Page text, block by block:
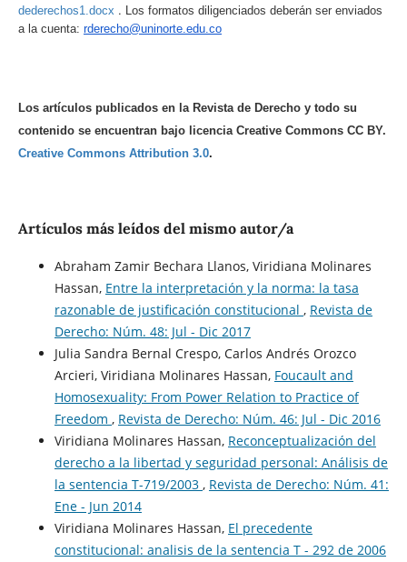
dederechos1.docx . Los formatos diligenciados deberán ser enviados
a la cuenta: rderecho@uninorte.edu.co
Los artículos publicados en la Revista de Derecho y todo su
contenido se encuentran bajo licencia Creative Commons CC BY.
Creative Commons Attribution 3.0.
Artículos más leídos del mismo autor/a
Abraham Zamir Bechara Llanos, Viridiana Molinares
Hassan, Entre la interpretación y la norma: la tasa
razonable de justificación constitucional , Revista de
Derecho: Núm. 48: Jul - Dic 2017
Julia Sandra Bernal Crespo, Carlos Andrés Orozco
Arcieri, Viridiana Molinares Hassan, Foucault and
Homosexuality: From Power Relation to Practice of
Freedom , Revista de Derecho: Núm. 46: Jul - Dic 2016
Viridiana Molinares Hassan, Reconceptualización del
derecho a la libertad y seguridad personal: Análisis de
la sentencia T-719/2003 , Revista de Derecho: Núm. 41:
Ene - Jun 2014
Viridiana Molinares Hassan, El precedente
constitucional: analisis de la sentencia T - 292 de 2006